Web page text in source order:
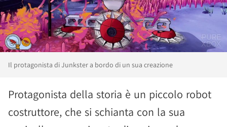
Il protagonista di Junkster a bordo di un sua creazione
Protagonista della storia è un piccolo robot
costruttore, che si schianta con la sua